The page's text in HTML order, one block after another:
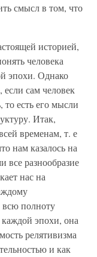
смысл в том, что
историей,
человека
эпохи. Однако
если сам человек
есть его мысли
Итак,
временам, т. е
нам казалось на
все разнообразие
нас на
всю полноту
эпохи, она
релятивизма
и как